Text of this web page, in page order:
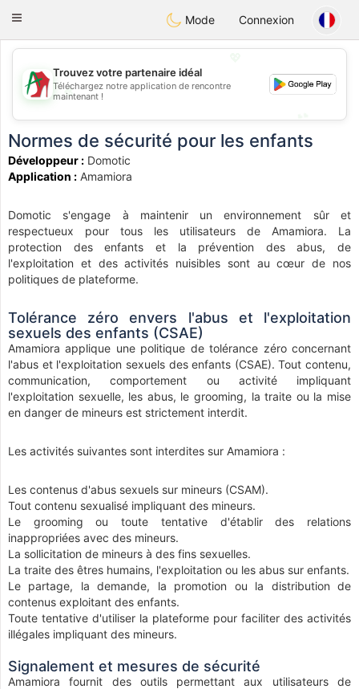
AmamiOra
Toggle
Mode Connexion
💖
💕
Trouvez votre partenaire idéal
Téléchargez notre application de rencontre
maintenant !
Normes de sécurité pour les enfants
Développeur : Domotic
Application : Amamiora
Domotic s'engage à maintenir un environnement sûr et
respectueux pour tous les utilisateurs de Amamiora. La
protection des enfants et la prévention des abus, de
l'exploitation et des activités nuisibles sont au cœur de nos
politiques de plateforme.
Tolérance zéro envers l'abus et l'exploitation
sexuels des enfants (CSAE)
Amamiora applique une politique de tolérance zéro concernant
l'abus et l'exploitation sexuels des enfants (CSAE). Tout contenu,
communication, comportement ou activité impliquant
l'exploitation sexuelle, les abus, le grooming, la traite ou la mise
en danger de mineurs est strictement interdit.
Les activités suivantes sont interdites sur Amamiora :
Les contenus d'abus sexuels sur mineurs (CSAM).
Tout contenu sexualisé impliquant des mineurs.
Le grooming ou toute tentative d'établir des relations
inappropriées avec des mineurs.
La sollicitation de mineurs à des fins sexuelles.
La traite des êtres humains, l'exploitation ou les abus sur enfants.
Le partage, la demande, la promotion ou la distribution de
contenus exploitant des enfants.
Toute tentative d'utiliser la plateforme pour faciliter des activités
illégales impliquant des mineurs.
Signalement et mesures de sécurité
Amamiora fournit des outils permettant aux utilisateurs de